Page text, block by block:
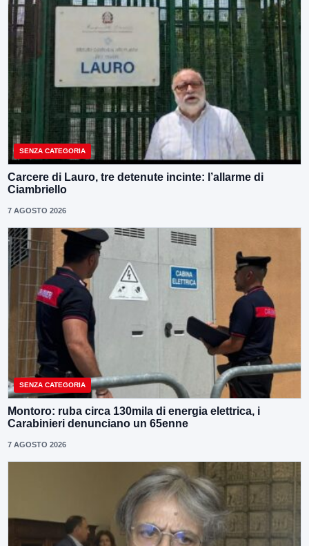
SENZA CATEGORIA
Carcere di Lauro, tre detenute incinte: l’allarme di
Ciambriello
7 AGOSTO 2026
SENZA CATEGORIA
Montoro: ruba circa 130mila di energia elettrica, i
Carabinieri denunciano un 65enne
7 AGOSTO 2026